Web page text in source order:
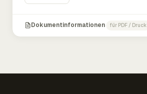
Dokumentinformationen für PDF / Druck